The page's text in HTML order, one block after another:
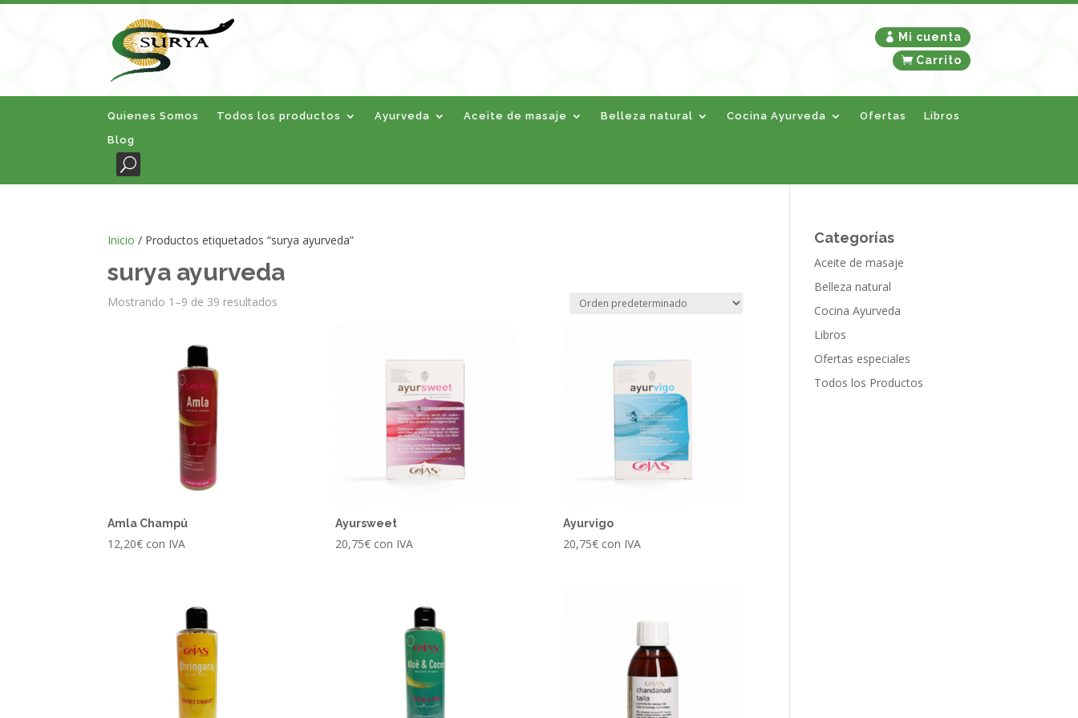
Mi cuenta
Carrito
Quienes Somos Todos los productos Ayurveda Aceite de masaje Belleza natural Cocina Ayurveda Ofertas
Libros
Blog
Inicio / Productos etiquetados “surya ayurveda”
surya ayurveda
Mostrando 1–9 de 39 resultados
Amla Champú
12,20€ con IVA
Ayursweet
20,75€ con IVA
Ayurvigo
20,75€ con IVA
Categorías
Aceite de masaje
Belleza natural
Cocina Ayurveda
Libros
Ofertas especiales
Todos los Productos